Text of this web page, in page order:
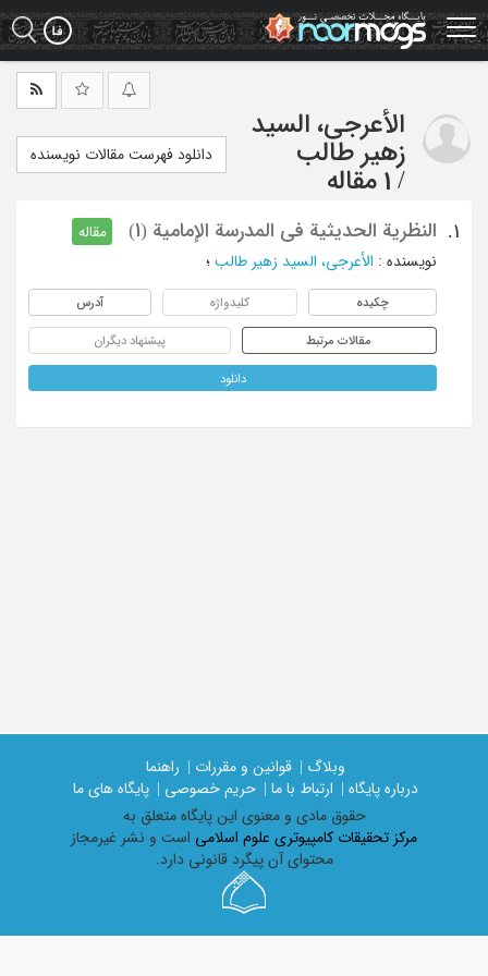
Skip
to
main
الأعرجی، السید
زهیر طالب
/ 1 مقاله
دانلود فهرست مقالات نویسنده
1. النظریة الحدیثیة فی المدرسة الإمامیة (1)
مقاله
نویسنده : الأعرجی، السید زهیر طالب ؛
چکیده کلیدواژه آدرس
مقالات مرتبط پیشنهاد دیگران
دانلود
وبلاگ | قوانین و مقررات |
راهنما
درباره پایگاه |
ارتباط با ما | حریم خصوصی |
پایگاه های ما
حقوق مادی و معنوی اين پايگاه متعلق به
مرکز تحقیقات کامپیوتری علوم اسلامی است و نشر غیرمجاز
محتوای آن پیگرد قانونی دارد.